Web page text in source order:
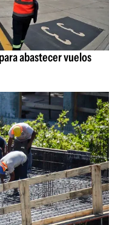
abastecer vuelos